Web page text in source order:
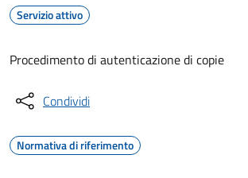
Servizio attivo
Procedimento di autenticazione di copie
Condividi
Normativa di riferimento